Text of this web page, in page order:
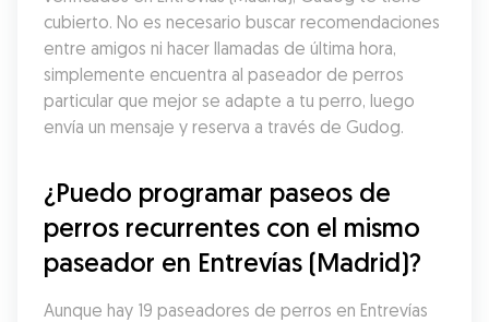
cubierto. No es necesario buscar recomendaciones
entre amigos ni hacer llamadas de última hora,
simplemente encuentra al paseador de perros
particular que mejor se adapte a tu perro, luego
envía un mensaje y reserva a través de Gudog.
¿Puedo programar paseos de
perros recurrentes con el mismo
paseador en Entrevías (Madrid)?
Aunque hay 19 paseadores de perros en Entrevías